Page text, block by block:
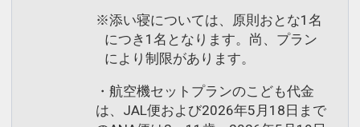
※添い寝については、原則おとな1名
につき1名となります。尚、プラン
により制限があります。
・航空機セットプランのこども代金
は、JAL便および2026年5月18日まで